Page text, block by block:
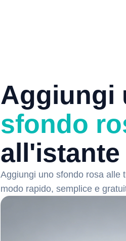
Aggiungi
sfondo
all'istante
Aggiungi uno sfondo rosa alle
modo rapido, semplice e